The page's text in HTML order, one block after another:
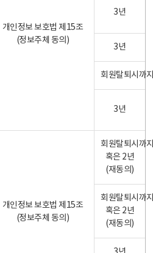
개인정보 보호법 제15조
(정보주체 동의)
3년
3년
회원탈퇴시까
3년
개인정보 보호법 제15조
(정보주체 동의)
회원탈퇴시까
혹은 2년
(재동의)
회원탈퇴시까
혹은 2년
(재동의)